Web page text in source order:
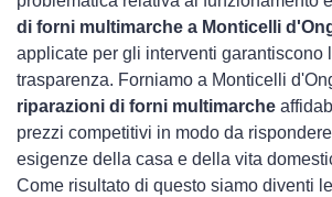
di forni multimarche a Monticelli
applicate per gli interventi garantiscono
trasparenza. Forniamo a Monticelli
riparazioni di forni multimarche
prezzi competitivi in modo da
esigenze della casa e della vita
Come risultato di questo siamo diventi